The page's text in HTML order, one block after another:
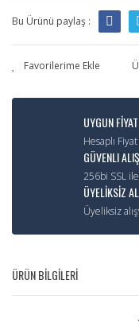
Bu Ürünü paylaş :
UYGUN FİYAT
Hesaplı
GÜVENLI
256bi SSL
ÜYELİKSİZ
Üyeliksiz
ÜRÜN BİLGİLERİ